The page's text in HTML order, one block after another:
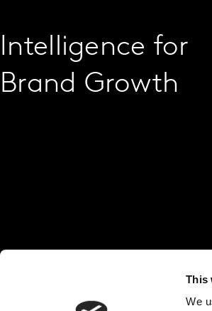
This
We
Intelligence for
Brand Growth